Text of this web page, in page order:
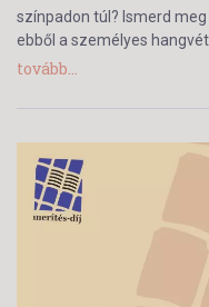
színpadon túl? Ismerd
ebből a személyes
tovább...